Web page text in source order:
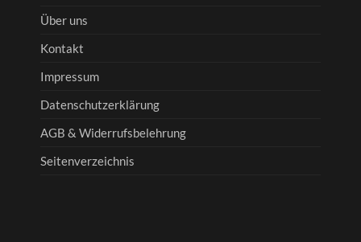
Über uns
Kontakt
Impressum
Datenschutzerklärung
AGB & Widerrufsbelehrung
Seitenverzeichnis